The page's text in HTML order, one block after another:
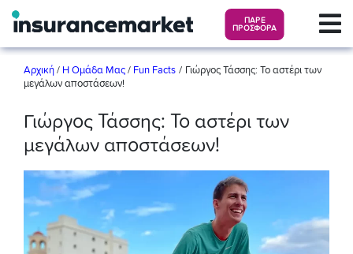
ΠΑΡΕ
ΠΡΟΣΦΟΡΑ
Αρχική / Η Ομάδα Μας / Fun Facts / Γιώργος Τάσσης: Το αστέρι των
μεγάλων αποστάσεων!
Γιώργος Τάσσης: Το αστέρι των
μεγάλων αποστάσεων!